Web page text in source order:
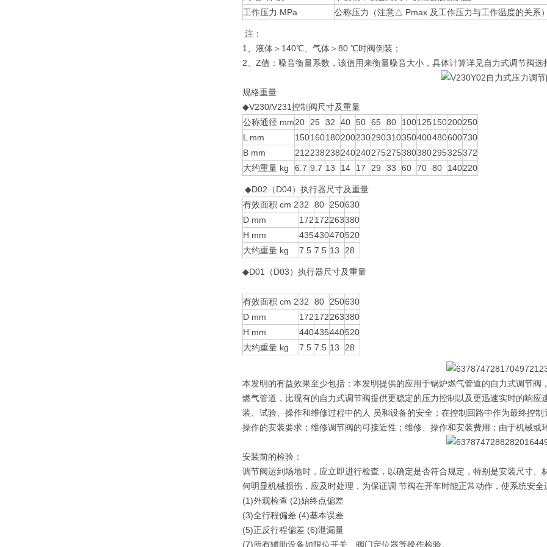
工作压力 MPa
公称压力（注意△ Pmax 及工作压力与工作温度的关系）
注：
1、液体＞140℃、气体＞80 ℃时阀倒装；
2、Z值：噪音衡量系数，该值用来衡量噪音大小，具体计算详见自力式调节阀选
规格重量
◆V230/V231控制阀尺寸及重量
公称通径 mm20 25 32 40 50 65 80 100125150200250
L mm
150160180200230290310350400480600730
B mm
212238238240240275275380380295325372
大约重量 kg
6.7 9.7 13 14 17 29 33 60 70 80 140220
◆D02（D04）执行器尺寸及重量
有效面积 cm 232 80 250630
D mm
172172263380
H mm
435430470520
大约重量 kg
7.5 7.5 13 28
◆D01（D03）执行器尺寸及重量
有效面积 cm 232 80 250630
D mm
172172263380
H mm
440435440520
大约重量 kg
7.5 7.5 13 28
本发明的有益效果至少包括：本发明提供的应用于锅炉燃气管道的自力式调节
燃气管道，比现有的自力式调节阀提供更稳定的压力控制以及更迅速实时的响
装、试验、操作和维修过程中的人 员和设备的安全；在控制回路中作为最终控
操作的安装要求；维修调节阀的可接近性；维修、操作和安装费用；由于机械或
安装前的检验：
调节阀运到场地时，应立即进行检查，以确定是否符合规定，特别是安装尺寸
何明显机械损伤，应及时处理，为保证调 节阀在开车时能正常动作，使系统安全
(1)外观检查 (2)始终点偏差
(3)全行程偏差 (4)基本误差
(5)正反行程偏差 (6)泄漏量
(7)所有辅助设备如限位开关、阀门定位器等操作检验。